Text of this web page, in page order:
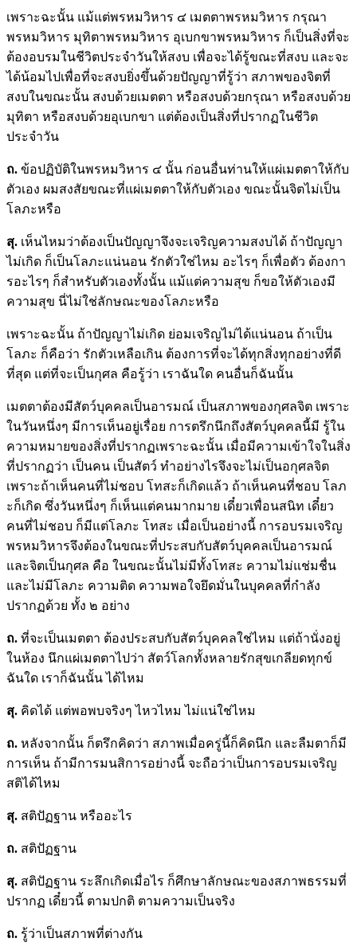
เพราะฉะนั้น แม้แต่พรหมวิหาร ๔ เมตตาพรหมวิหาร กรุณา
พรหมวิหาร มุทิตาพรหมวิหาร อุเบกขาพรหมวิหาร ก็เป็นสิ่งที่จะ
ต้องอบรมในชีวิตประจำวันให้สงบ เพื่อจะได้รู้ขณะที่สงบ และจะ
ได้น้อมไปเพื่อที่จะสงบยิ่งขึ้นด้วยปัญญาที่รู้ว่า สภาพของจิตที่
สงบในขณะนั้น สงบด้วยเมตตา หรือสงบด้วยกรุณา หรือสงบด้วย
มุทิตา หรือสงบด้วยอุเบกขา แต่ต้องเป็นสิ่งที่ปรากฏในชีวิต
ประจำวัน
ถ. ข้อปฏิบัติในพรหมวิหาร ๔ นั้น ก่อนอื่นท่านให้แผ่เมตตาให้กับ
ตัวเอง ผมสงสัยขณะที่แผ่เมตตาให้กับตัวเอง ขณะนั้นจิตไม่เป็น
โลภะหรือ
สุ. เห็นไหมว่าต้องเป็นปัญญาจึงจะเจริญความสงบได้ ถ้าปัญญา
ไม่เกิด ก็เป็นโลภะแน่นอน รักตัวใช่ไหม อะไรๆ ก็เพื่อตัว ต้องกา
รอะไรๆ ก็สำหรับตัวเองทั้งนั้น แม้แต่ความสุข ก็ขอให้ตัวเองมี
ความสุข นี่ไม่ใช่ลักษณะของโลภะหรือ
เพราะฉะนั้น ถ้าปัญญาไม่เกิด ย่อมเจริญไม่ได้แน่นอน ถ้าเป็น
โลภะ ก็คือว่า รักตัวเหลือเกิน ต้องการที่จะได้ทุกสิ่งทุกอย่างที่ดี
ที่สุด แต่ที่จะเป็นกุศล คือรู้ว่า เราฉันใด คนอื่นก็ฉันนั้น
เมตตาต้องมีสัตว์บุคคลเป็นอารมณ์ เป็นสภาพของกุศลจิต เพราะ
ในวันหนึ่งๆ มีการเห็นอยู่เรื่อย การตรึกนึกถึงสัตว์บุคคลนี้มี รู้ใน
ความหมายของสิ่งที่ปรากฏเพราะฉะนั้น เมื่อมีความเข้าใจในสิ่ง
ที่ปรากฏว่า เป็นคน เป็นสัตว์ ทำอย่างไรจึงจะไม่เป็นอกุศลจิต
เพราะถ้าเห็นคนที่ไม่ชอบ โทสะก็เกิดแล้ว ถ้าเห็นคนที่ชอบ โลภ
ะก็เกิด ซึ่งวันหนึ่งๆ ก็เห็นแต่คนมากมาย เดี๋ยวเพื่อนสนิท เดี๋ยว
คนที่ไม่ชอบ ก็มีแต่โลภะ โทสะ เมื่อเป็นอย่างนี้ การอบรมเจริญ
พรหมวิหารจึงต้องในขณะที่ประสบกับสัตว์บุคคลเป็นอารมณ์
และจิตเป็นกุศล คือ ในขณะนั้นไม่มีทั้งโทสะ ความไม่แช่มชื่น
และไม่มีโลภะ ความติด ความพอใจยึดมั่นในบุคคลที่กำลัง
ปรากฏด้วย ทั้ง ๒ อย่าง
ถ. ที่จะเป็นเมตตา ต้องประสบกับสัตว์บุคคลใช่ไหม แต่ถ้านั่งอยู่
ในห้อง นึกแผ่เมตตาไปว่า สัตว์โลกทั้งหลายรักสุขเกลียดทุกข์
ฉันใด เราก็ฉันนั้น ได้ไหม
สุ. คิดได้ แต่พอพบจริงๆ ไหวไหม ไม่แน่ใช่ไหม
ถ. หลังจากนั้น ก็ตรึกคิดว่า สภาพเมื่อครู่นี้ก็คิดนึก และลืมตาก็มี
การเห็น ถ้ามีการมนสิการอย่างนี้ จะถือว่าเป็นการอบรมเจริญ
สติได้ไหม
สุ. สติปัฏฐาน หรืออะไร
ถ. สติปัฏฐาน
สุ. สติปัฏฐาน ระลึกเกิดเมื่อไร ก็ศึกษาลักษณะของสภาพธรรมที่
ปรากฏ เดี๋ยวนี้ ตามปกติ ตามความเป็นจริง
ถ. รู้ว่าเป็นสภาพที่ต่างกัน